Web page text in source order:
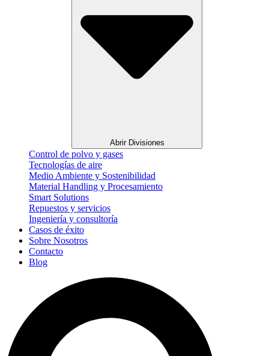
Abrir Divisiones
Control de polvo y gases
Tecnologías de aire
Medio Ambiente y Sostenibilidad
Material Handling y Procesamiento
Smart Solutions
Repuestos y servicios
Ingeniería y consultoría
Casos de éxito
Sobre Nosotros
Contacto
Blog